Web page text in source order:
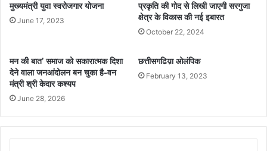
मुख्यमंत्री युवा स्वरोजगार योजना
June 17, 2023
प्रकृति की गोद से लिखी जाएगी सरगुजा
क्षेत्र के विकास की नई इबारत
October 22, 2024
मन की बात’ समाज को सकारात्मक दिशा
देने वाला जनआंदोलन बन चुका है-वन
मंत्री श्री केदार कश्यप
June 28, 2026
छत्तीसगढिय़ा ओलंपिक
February 13, 2023